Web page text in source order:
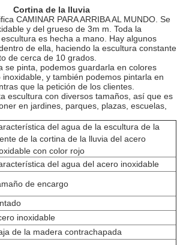
Cortina de la lluvia
CAMINAR PARA ARRIBA AL MUNDO. Se
y del grueso de 3m m. Toda la
es hecha a mano. Hay algunos
de ella, haciendo la escultura constante
de cerca de 10 grados.
se pinta, podemos guardarla en colores
inoxidable, y también podemos pintarla en
que la petición de los clientes.
escultura con diversos tamaños, así que es
en jardines, parques, plazas, escuelas,
del agua de la escultura de la
de la cortina de la lluvia del acero
con color rojo
del agua del acero inoxidable
de encargo
inoxidable
de la madera contrachapada